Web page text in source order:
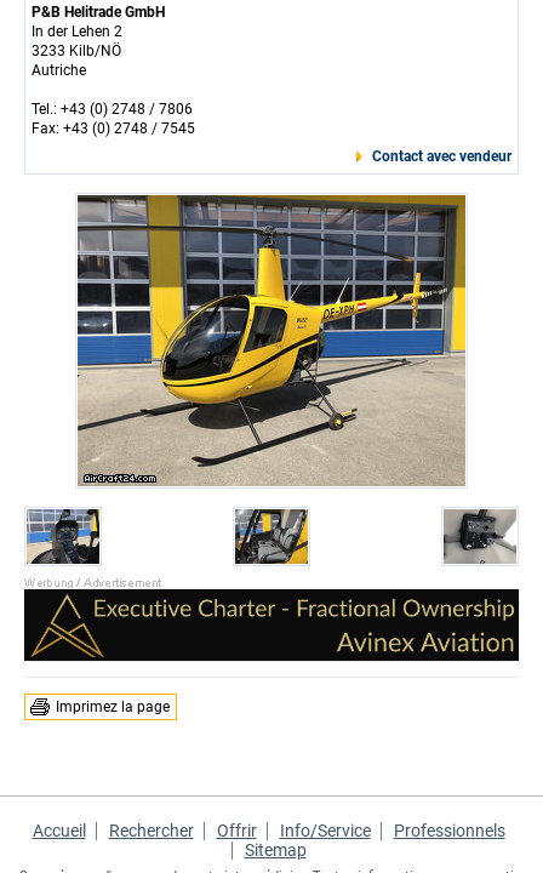
P&B Helitrade GmbH
In der Lehen 2
3233 Kilb/NÖ
Autriche
Tel.: +43 (0) 2748 / 7806
Fax: +43 (0) 2748 / 7545
Contact avec vendeur
Imprimez la page
Accueil Rechercher Offrir Info/Service
Professionnels
Sitemap